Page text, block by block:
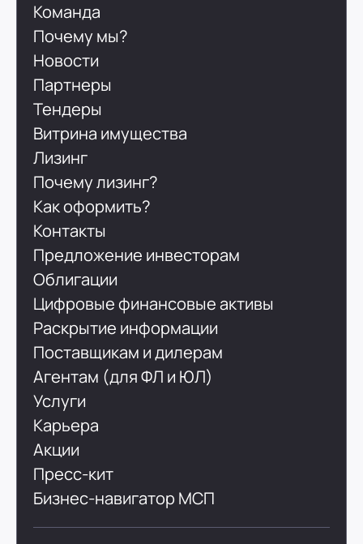
Команда
Почему мы?
Новости
Партнеры
Тендеры
Витрина имущества
Лизинг
Почему лизинг?
Как оформить?
Контакты
Предложение инвесторам
Облигации
Цифровые финансовые активы
Раскрытие информации
Поставщикам и дилерам
Агентам (для ФЛ и ЮЛ)
Услуги
Карьера
Акции
Пресс-кит
Бизнес-навигатор МСП